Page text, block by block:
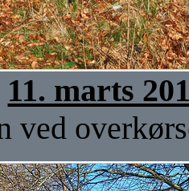
11. marts
ved